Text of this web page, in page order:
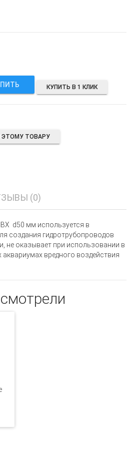
КУПИТЬ В 1 КЛИК
ЭТОМУ ТОВАРУ
(0)
d50 мм используется в
создания гидротрубопроводов
не оказывает при использовании в
вредного воздействия